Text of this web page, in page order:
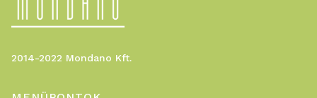
2014-2022 Mondano Kft.